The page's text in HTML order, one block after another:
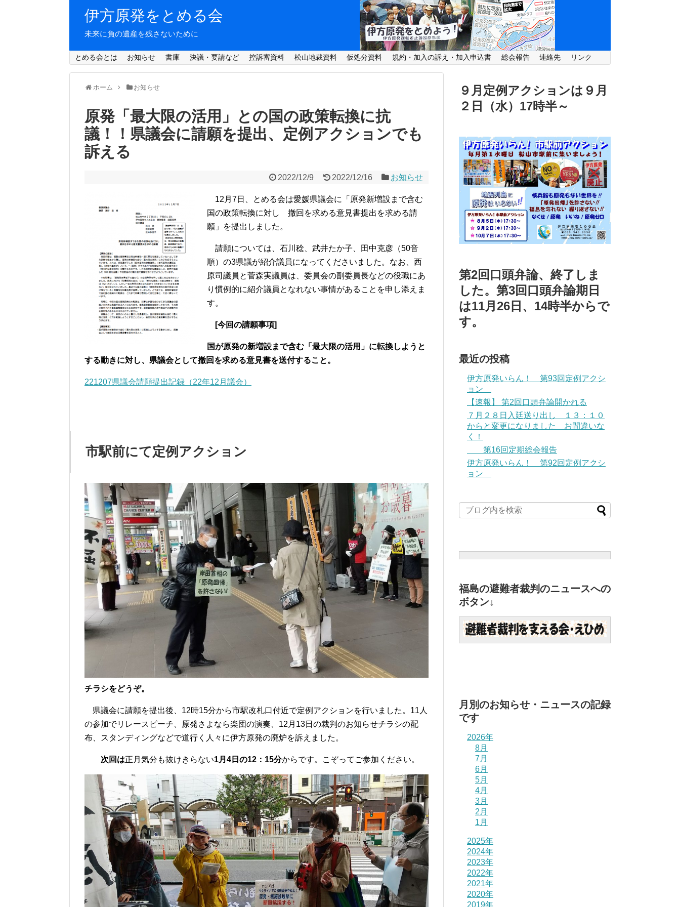
伊方原発をとめる会
未来に負の遺産を残さないために
とめる会とは お知らせ 書庫 決議・要請など 控訴審資料 松山地裁資料 仮処分資料 規約・加入の訴え・加入申込書 総会報告 連絡先 リンク
ホーム お知らせ
原発「最大限の活用」との国の政策転換に抗
議！！県議会に請願を提出、定例アクションでも
訴える
2022/12/9 2022/12/16 お知らせ
12月7日、とめる会は愛媛県議会に「原発新増設まで含む
国の政策転換に対し 撤回を求める意見書提出を求める請
願」を提出しました。
請願については、石川稔、武井たか子、田中克彦（50音
順）の3県議が紹介議員になってくださいました。なお、西
原司議員と菅森実議員は、委員会の副委員長などの役職にあ
り慣例的に紹介議員となれない事情があることを申し添えま
す。
[今回の請願事項]
国が原発の新増設まで含む「最大限の活用」に転換しようと
する動きに対し、県議会として撤回を求める意見書を送付すること。
221207県議会請願提出記録（22年12月議会）
市駅前にて定例アクション
チラシをどうぞ。
県議会に請願を提出後、12時15分から市駅改札口付近で定例アクションを行いました。11人
の参加でリレースピーチ、原発さよなら楽団の演奏、12月13日の裁判のお知らせチラシの配
布、スタンディングなどで道行く人々に伊方原発の廃炉を訴えました。
次回は正月気分も抜けきらない1月4日の12：15分からです。こぞってご参加ください。
９月定例アクションは９月
２日（水） 17時半～
第2回口頭弁論、終了しま
した。第3回口頭弁論期日
は11月26日、14時半からで
す。
最近の投稿
伊方原発いらん！ 第93回定例アクシ
ョン
【速報】 第2回口頭弁論開かれる
７月２８日入廷送り出し １３：１０
からと変更になりました お間違いな
く！
第16回定期総会報告
伊方原発いらん！ 第92回定例アクシ
ョン
福島の避難者裁判のニュースへの
ボタン↓
月別のお知らせ・ニュースの記録
です
2026年
8月
7月
6月
5月
4月
3月
2月
1月
2025年
2024年
2023年
2022年
2021年
2020年
2019年